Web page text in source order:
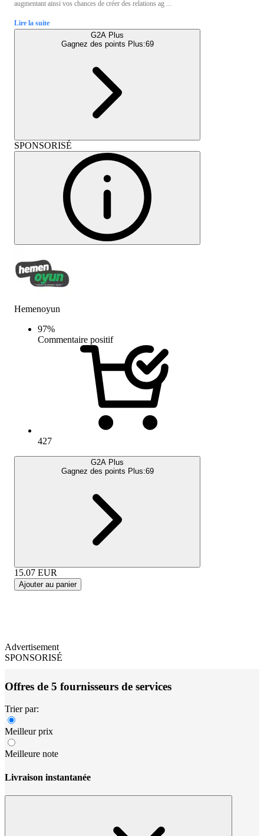
augmentant ainsi vos chances de créer des relations ag ...
Lire la suite
G2A Plus
Gagnez des points Plus:69
SPONSORISÉ
Hemenoyun
97%
Commentaire positif
427
G2A Plus
Gagnez des points Plus:69
15.07 EUR
Ajouter au panier
Advertisement
SPONSORISÉ
Offres de 5 fournisseurs de services
Trier par:
Meilleur prix
Meilleure note
Livraison instantanée